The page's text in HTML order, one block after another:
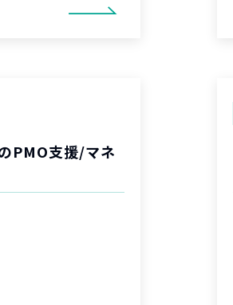
PMO支援/マネ